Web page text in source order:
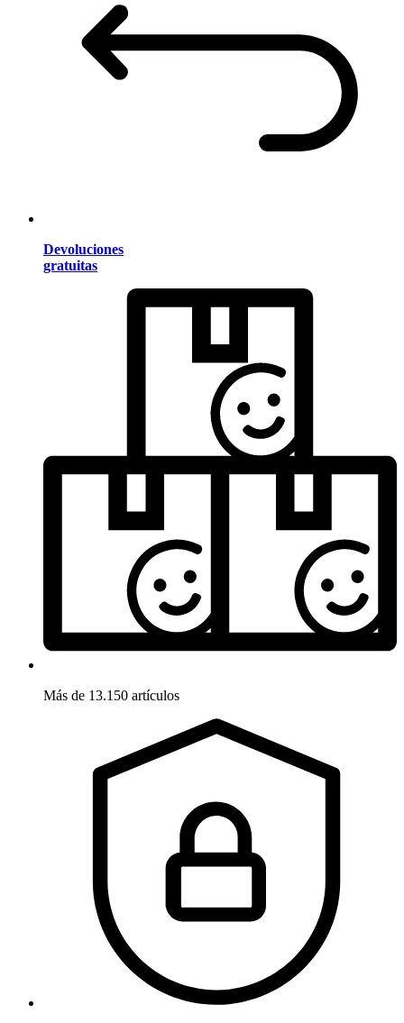
Devoluciones
gratuitas
Más de 13.150 artículos